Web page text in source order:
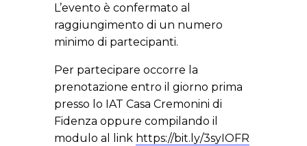
L’evento è confermato al
raggiungimento di un numero
minimo di partecipanti.
Per partecipare occorre la
prenotazione entro il giorno prima
presso lo IAT Casa Cremonini di
Fidenza oppure compilando il
modulo al link https://bit.ly/3syIOFR